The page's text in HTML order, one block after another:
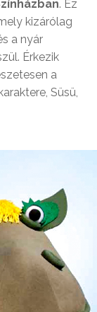
. Ez
kizárólag
a nyár
Érkezik
a
Süsü,